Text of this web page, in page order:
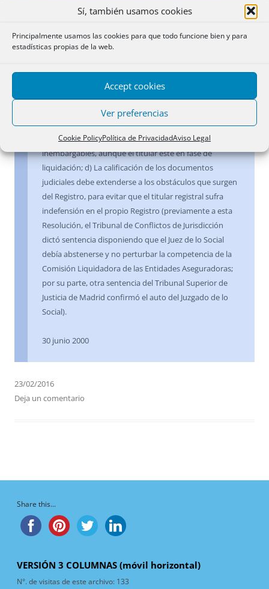
Sí, también usamos cookies
Principalmente usamos las cookies para que todo funcione bien y para
estadísticas propias de la web.
Accept cookies
Ver preferencias
Cookie PolicyPolítica de PrivacidadAviso Legal
ordenada por la Dirección General de Seguros, derivada
pretende practicar una anotación de embargo a favor
de unos trabajadores, ordenada por un Juzgado de lo
la calificación denegatoria fundándose en que: a) El
libros a su cargo; b) Se presume que el contenido del
Registro es exacto y válido; c) La prohibición de
disponer existente especifica que los bienes son
inembargables, aunque el titular esté en fase de
liquidación; d) La calificación de los documentos
judiciales debe extenderse a los obstáculos que surgen
del Registro, para evitar que el titular registral sufra
indefensión en el propio Registro (previamente a esta
Resolución, el Tribunal de Conflictos de Jurisdicción
dictó sentencia disponiendo que el Juez de lo Social
debía abstenerse y no perturbar la competencia de la
Comisión Liquidadora de las Entidades Aseguradoras;
por su parte, otra sentencia del Tribunal Superior de
Justicia de Madrid confirmó el auto del Juzgado de lo
Social).
30 junio 2000
23/02/2016
Deja un comentario
Share this...
VERSIÓN 3 COLUMNAS (móvil horizontal)
N°. de visitas de este archivo: 133